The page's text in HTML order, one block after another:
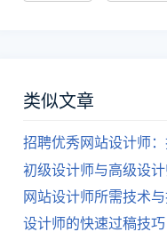
类似文章
招聘优秀网站设计师
初级设计师与高级设
网站设计师所需技术与
设计师的快速过稿技巧